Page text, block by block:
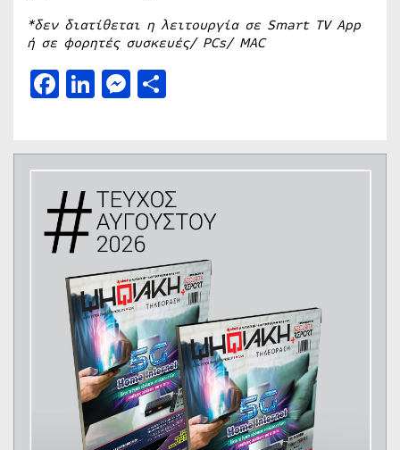
*δεν διατίθεται η λειτουργία σε Smart TV App
ή σε φορητές συσκευές/ PCs/ MAC
Facebook
LinkedIn
Messenger